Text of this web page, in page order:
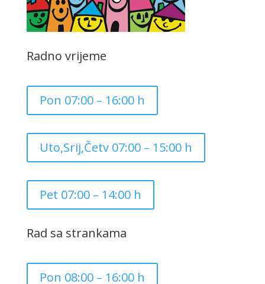
Radno vrijeme
Pon 07:00 – 16:00 h
Uto,Srij,Četv 07:00 – 15:00 h
Pet 07:00 – 14:00 h
Rad sa strankama
Pon 08:00 – 16:00 h